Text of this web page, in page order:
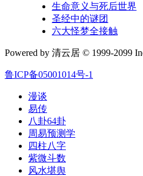
生命意义与死后世界
圣经中的谜团
六大怪梦全接触
Powered by 清云居 © 1999-2099
鲁ICP备05001014号-1
漫谈
易传
八卦64卦
周易预测学
四柱八字
紫微斗数
风水堪舆